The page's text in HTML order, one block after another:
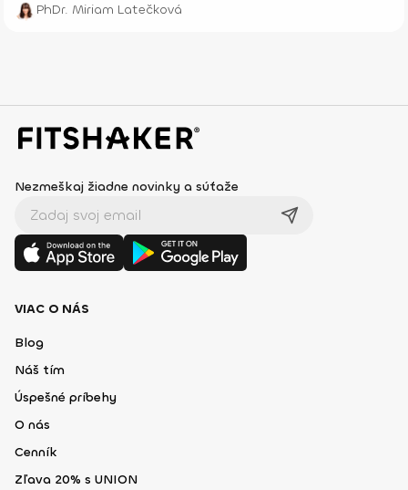
PhDr. Miriam Latečková
Nezmeškaj žiadne novinky a súťaže
VIAC O NÁS
Blog
Náš tím
Úspešné príbehy
O nás
Cenník
Zľava 20% s UNION